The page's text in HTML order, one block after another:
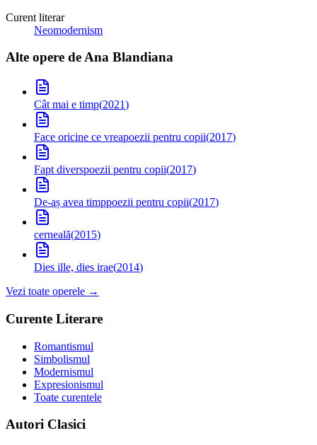
Curent literar
Neomodernism
Alte opere deAna Blandiana
Cât mai e timp(2021)
Face oricine ce vreapoezii pentru copii(2017)
Fapt diverspoezii pentru copii(2017)
De-aș avea timppoezii pentru copii(2017)
cerneală(2015)
Dies ille, dies irae(2014)
Vezi toate operele →
Curente Literare
Romantismul
Simbolismul
Modernismul
Expresionismul
Toate curentele
Autori Clasici